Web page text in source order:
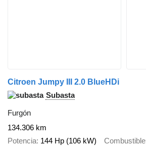
Citroen Jumpy III 2.0 BlueHDi
Subasta
Furgón
134.306 km
Potencia 144 Hp (106 kW) Combustible